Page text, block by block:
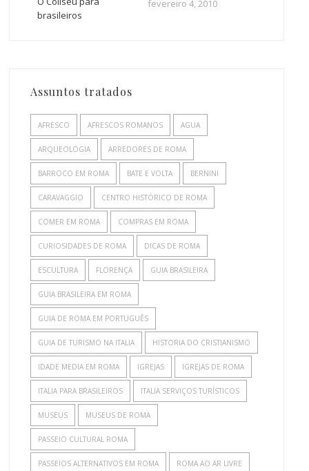
brasileiros
fevereiro 4, 2010
Assuntos tratados
AFRESCO AFRESCOS ROMANOS AGUA
ARQUEOLOGIA ARREDORES DE ROMA
BARROCO EM ROMA BATE E VOLTA BERNINI
CARAVAGGIO CENTRO HISTÓRICO DE ROMA
COMER EM ROMA COMPRAS EM ROMA
CURIOSIDADES DE ROMA DICAS DE ROMA
ESCULTURA FLORENÇA GUIA BRASILEIRA
GUIA BRASILEIRA EM ROMA
GUIA DE ROMA EM PORTUGUÊS
GUIA DE TURISMO NA ITALIA HISTORIA DO CRISTIANISMO
IDADE MEDIA EM ROMA IGREJAS IGREJAS DE ROMA
ITALIA PARA BRASILEIROS ITALIA SERVIÇOS TURÍSTICOS
MUSEUS MUSEUS DE ROMA
PASSEIO CULTURAL ROMA
PASSEIOS ALTERNATIVOS EM ROMA ROMA AO AR LIVRE